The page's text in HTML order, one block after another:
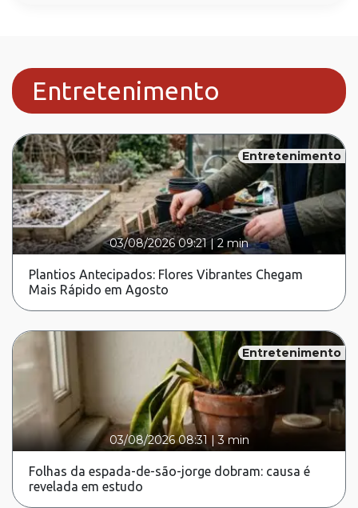
Entretenimento
Entretenimento
03/08/2026 09:21|2 min
Plantios Antecipados: Flores Vibrantes Chegam
Mais Rápido em Agosto
Entretenimento
03/08/2026 08:31 |3 min
Folhas da espada-de-são-jorge dobram: causa é
revelada em estudo